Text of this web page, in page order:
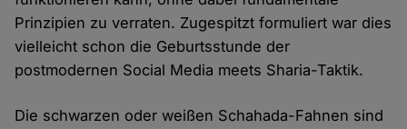
Prinzipien zu verraten. Zugespitzt formuliert war dies
vielleicht schon die Geburtsstunde der
postmodernen Social Media meets Sharia-Taktik.
Die schwarzen oder weißen Schahada-Fahnen sind